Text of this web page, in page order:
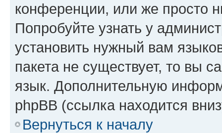
конференции, или же просто
Попробуйте узнать у
установить нужный вам
пакета не существует, то вы
язык. Дополнительную
phpBB (ссылка находится
Вернуться к началу